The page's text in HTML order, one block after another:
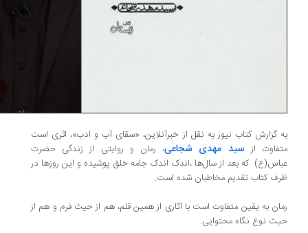
گزارش کتاب نیوز به نقل از خبرآنلاین، «سقای آب و ادب»، اثری است
ازسید مهدی شجاعی، رمان و روایتی از زندگی حضرت
که بعد از سال‌ها ،اندک اندک جامه خلق پوشیده و این روزها در
کتاب تقدیم مخاطبان شده است.
به یقین متفاوت است با آثاری از همین قلم، هم از حیث فرم و هم از
نوع نگاه محتوایی.